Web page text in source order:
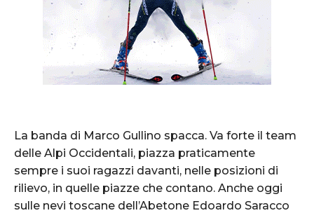
La banda di Marco Gullino spacca. Va forte il team
delle Alpi Occidentali, piazza praticamente
sempre i suoi ragazzi davanti, nelle posizioni di
rilievo, in quelle piazze che contano. Anche oggi
sulle nevi toscane dell’Abetone Edoardo Saracco